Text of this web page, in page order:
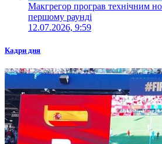
Макгрегор програв технічним
першому раунді
12.07.2026, 9:59
Кадри дня